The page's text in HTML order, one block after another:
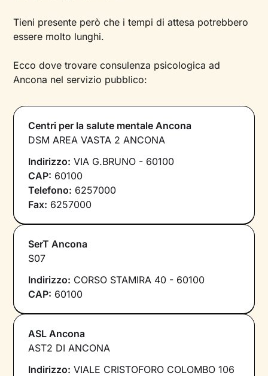
Tieni presente però che i tempi di attesa potrebbero
essere molto lunghi.
Ecco dove trovare consulenza psicologica ad
Ancona nel servizio pubblico:
Centri per la salute mentale Ancona
DSM AREA VASTA 2 ANCONA
Indirizzo: VIA G.BRUNO - 60100
CAP: 60100
Telefono: 6257000
Fax: 6257000
SerT Ancona
S07
Indirizzo: CORSO STAMIRA 40 - 60100
CAP: 60100
ASL Ancona
AST2 DI ANCONA
Indirizzo: VIALE CRISTOFORO COLOMBO 106